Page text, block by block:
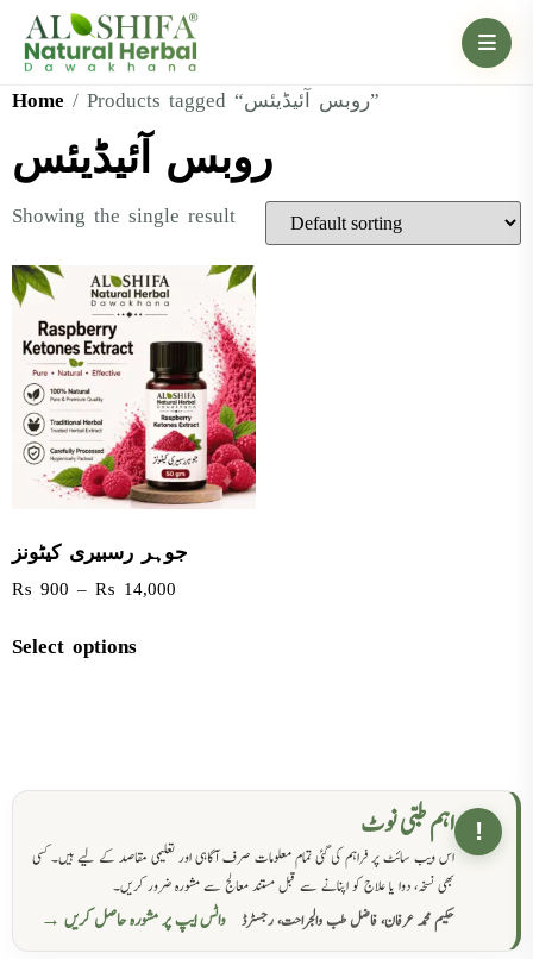
Home / Products tagged “روبس آئیڈیئس”
روبس آئیڈیئس
Showing the single result
جوہر رسبیری کیٹونز
₨ 900 – ₨ 14,000
Select options
! اہم طبی نوٹ
اس ویب سائٹ پر فراہم کی گئی تمام معلومات صرف آگاہی اور تعلیمی مقاصد کے لیے ہیں۔ کسی
بھی نسخہ، دوا یا علاج کو اپنانے سے قبل مستند معالج سے مشورہ ضرور کریں۔
حکیم محمد عرفان، فاضل طب والجراحت، رجسٹرڈ
واٹس ایپ پر مشورہ حاصل کریں →